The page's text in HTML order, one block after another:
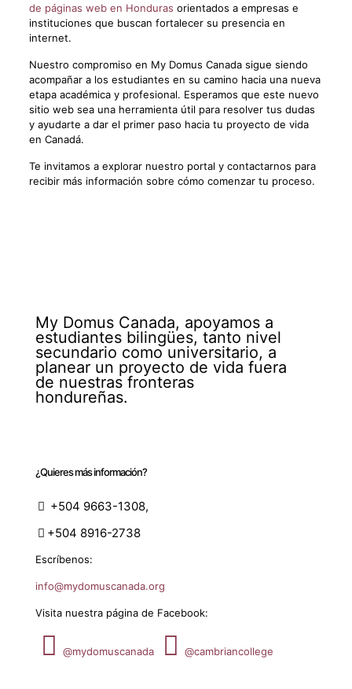
de páginas web en Honduras orientados a empresas e
instituciones que buscan fortalecer su presencia en
internet.
Nuestro compromiso en My Domus Canada sigue siendo
acompañar a los estudiantes en su camino hacia una nueva
etapa académica y profesional. Esperamos que este nuevo
sitio web sea una herramienta útil para resolver tus dudas
y ayudarte a dar el primer paso hacia tu proyecto de vida
en Canadá.
Te invitamos a explorar nuestro portal y contactarnos para
recibir más información sobre cómo comenzar tu proceso.
My Domus Canada, apoyamos a
estudiantes bilingües, tanto nivel
secundario como universitario, a
planear un proyecto de vida fuera
de nuestras fronteras
hondureñas.
¿Quieres más información?
+504 9663-1308,
+504 8916-2738
Escríbenos:
info@mydomuscanada.org
Visita nuestra página de Facebook:
@mydomuscanada @cambriancollege